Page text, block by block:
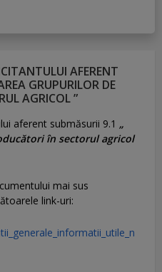
AFERENT
GRUPURILOR DE
AGRICOL ”
aferent submăsurii 9.1 „
în sectorul agricol
mai sus
link-uri: